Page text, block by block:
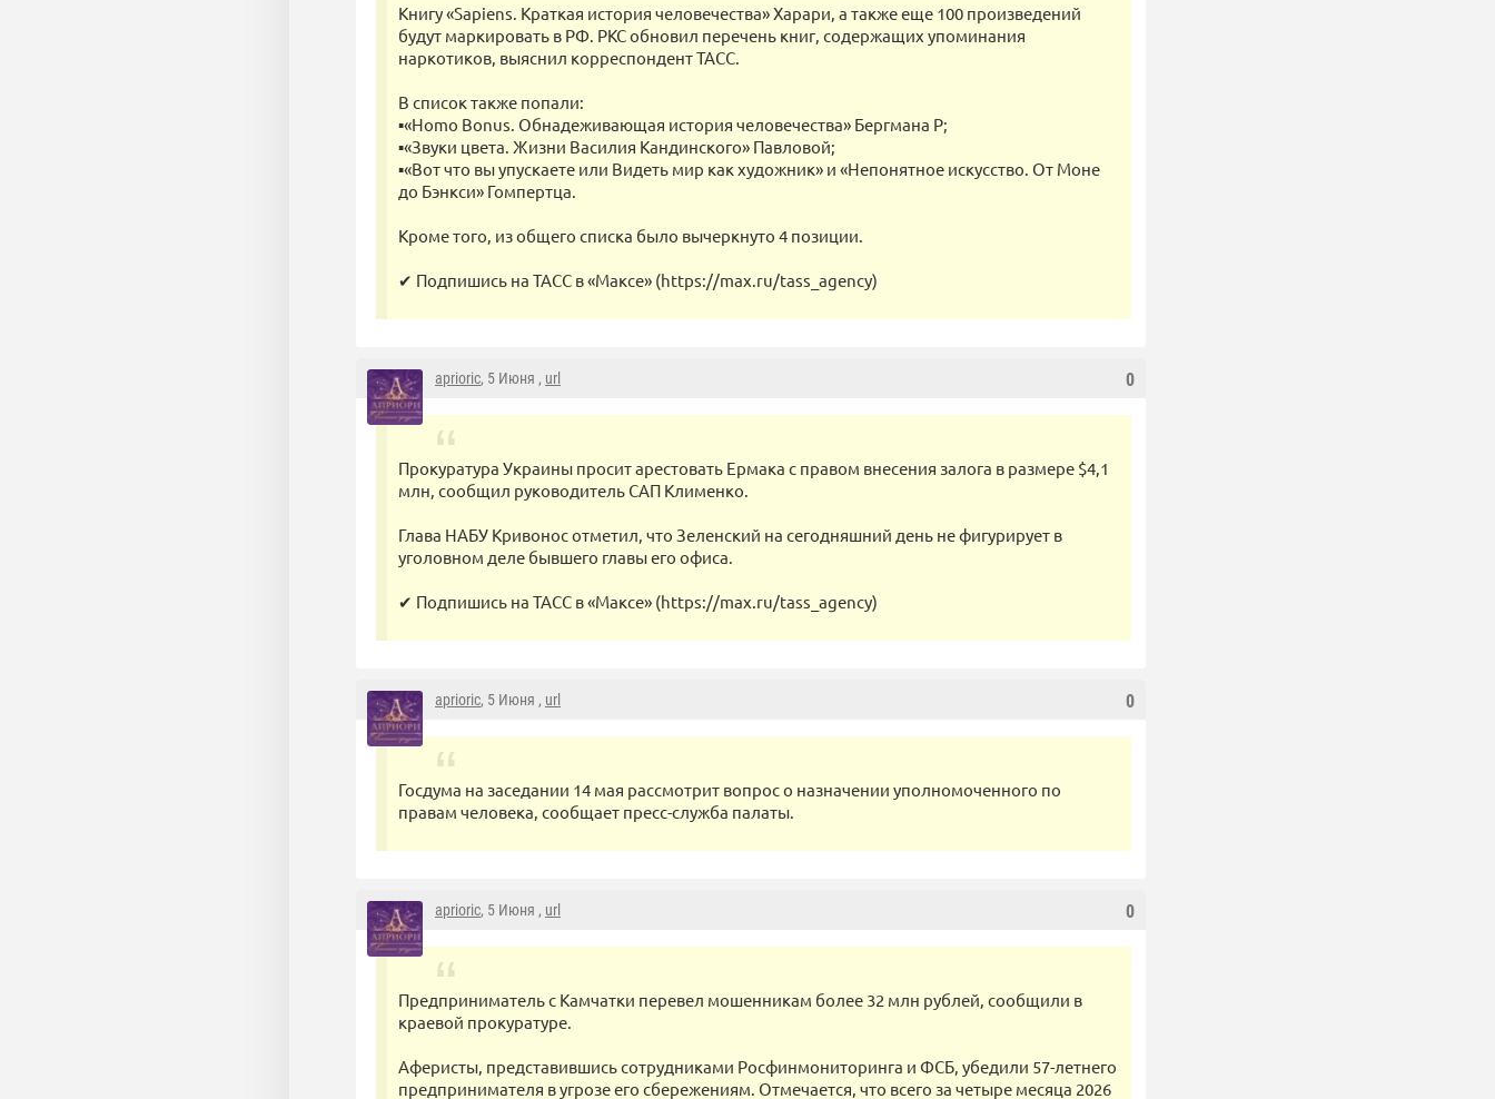
Книгу «Sapiens. Краткая история человечества» Харари, а также еще 100 произведений
будут маркировать в РФ. РКС обновил перечень книг, содержащих упоминания
наркотиков, выяснил корреспондент ТАСС.
В список также попали:
▪️«Homo Bonus. Обнадеживающая история человечества» Бергмана Р;
▪️«Звуки цвета. Жизни Василия Кандинского» Павловой;
▪️«Вот что вы упускаете или Видеть мир как художник» и «Непонятное искусство. От Моне
до Бэнкси» Гомпертца.
Кроме того, из общего списка было вычеркнуто 4 позиции.
✔ Подпишись на ТАСС в «Максе» (https://max.ru/tass_agency)
0
aprioric, 5 Июня , url
Прокуратура Украины просит арестовать Ермака с правом внесения залога в размере $4,1
млн, сообщил руководитель САП Клименко.
Глава НАБУ Кривонос отметил, что Зеленский на сегодняшний день не фигурирует в
уголовном деле бывшего главы его офиса.
✔ Подпишись на ТАСС в «Максе» (https://max.ru/tass_agency)
0
aprioric, 5 Июня , url
Госдума на заседании 14 мая рассмотрит вопрос о назначении уполномоченного по
правам человека, сообщает пресс-служба палаты.
0
aprioric, 5 Июня , url
Предприниматель с Камчатки перевел мошенникам более 32 млн рублей, сообщили в
краевой прокуратуре.
Аферисты, представившись сотрудниками Росфинмониторинга и ФСБ, убедили 57-летнего
предпринимателя в угрозе его сбережениям. Отмечается, что всего за четыре месяца 2026